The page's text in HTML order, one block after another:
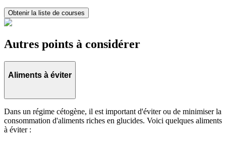
Obtenir la liste de courses
Autres points à considérer
Aliments à éviter
Dans un régime cétogène, il est important d'éviter ou de minimiser la
consommation d'aliments riches en glucides. Voici quelques aliments
à éviter :